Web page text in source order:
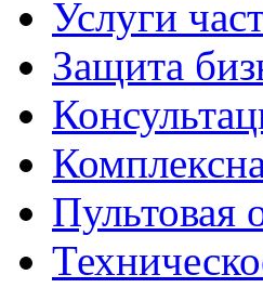
Услуги
Защита
Пультовая